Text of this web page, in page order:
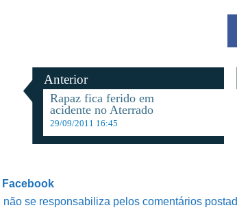
Anterior
Rapaz fica ferido em
acidente no Aterrado
29/09/2011 16:45
não se responsabiliza pelos comentários